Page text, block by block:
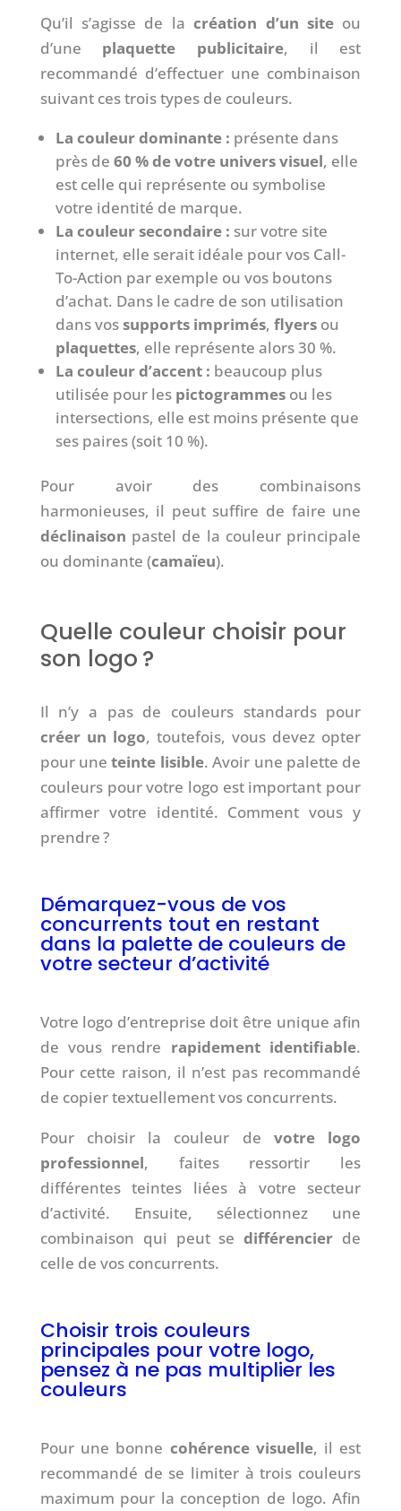
Qu’il s’agisse de lacréation d’un siteou
d’une plaquette publicitaire, il est
recommandé d’effectuer une combinaison
suivant ces trois types de couleurs.
La couleur dominante : présente dans
près de 60 % de votre univers visuel, elle
est celle qui représente ou symbolise
votre identité de marque.
La couleur secondaire : sur votre site
internet, elle serait idéale pour vos Call-
To-Action par exemple ou vos boutons
d’achat. Dans le cadre de son utilisation
dans vossupports imprimés, flyersou
plaquettes, elle représente alors 30 %.
La couleur d’accent : beaucoup plus
utilisée pour les pictogrammesou les
intersections, elle est moins présente que
ses paires (soit 10 %).
Pour avoir des combinaisons
harmonieuses, il peut suffire de faire une
déclinaison pastel de la couleur principale
ou dominante (camaïeu).
Quelle couleur choisir pour
son logo ?
Il n’y a pas de couleurs standards pour
créer un logo, toutefois, vous devez opter
pour uneteinte lisible. Avoir une palette de
couleurs pour votre logo est important pour
affirmer votre identité. Comment vous y
prendre ?
Démarquez-vous de vos
concurrents tout en restant
dans la palette de couleurs de
votre secteur d’activité
Votre logo d’entreprise doit être unique afin
de vous rendre rapidement identifiable.
Pour cette raison, il n’est pas recommandé
de copier textuellement vos concurrents.
Pour choisir la couleur de votre logo
professionnel, faites ressortir les
différentes teintes liées à votre secteur
d’activité. Ensuite, sélectionnez une
combinaison qui peut sedifférencier de
celle de vos concurrents.
Choisir trois couleurs
principales pour votre logo,
pensez à ne pas multiplier les
couleurs
Pour une bonne cohérence visuelle, il est
recommandé de se limiter à trois couleurs
maximum pour la conception de logo. Afin